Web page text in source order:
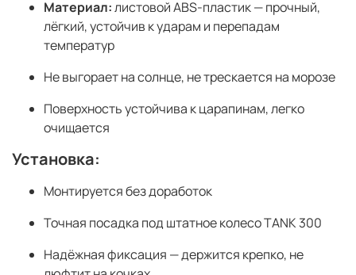
Материал:листовой ABS-пластик — прочный,
лёгкий, устойчив к ударам и перепадам
температур
Не выгорает на солнце, не трескается на морозе
Поверхность устойчива к царапинам, легко
очищается
Установка:
Монтируется без доработок
Точная посадка под штатное колесо TANK 300
Надёжная фиксация — держится крепко, не